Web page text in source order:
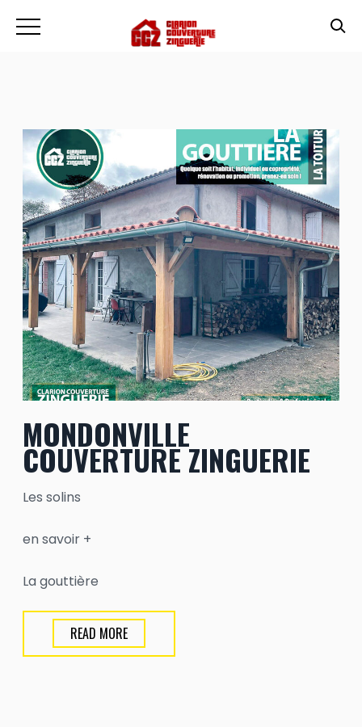
MONDONVILLE
COUVERTURE ZINGUERIE
Les solins
en savoir +
La gouttière
READ MORE